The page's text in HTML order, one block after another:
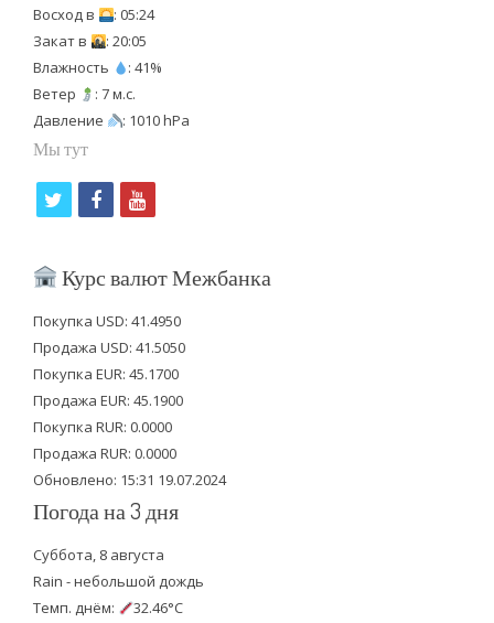
Восход в
: 05:24
Закат в
: 20:05
Влажность
: 41%
Ветер
: 7 м.с.
Давление
: 1010 hPa
Мы тут
i
t
e
r
f
c
b
o
o
k
y
u
u
b
e
Курс валют Межбанка
Покупка USD: 41.4950
Продажа USD: 41.5050
Покупка EUR: 45.1700
Продажа EUR: 45.1900
Покупка RUR: 0.0000
Продажа RUR: 0.0000
Обновлено: 15:31 19.07.2024
Погода на 3 дня
Суббота, 8 августа
Rain - небольшой дождь
Темп. днём:
32.46°C